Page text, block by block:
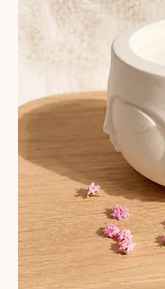
Bougie MOONLIGHT
Prix
5,00 €